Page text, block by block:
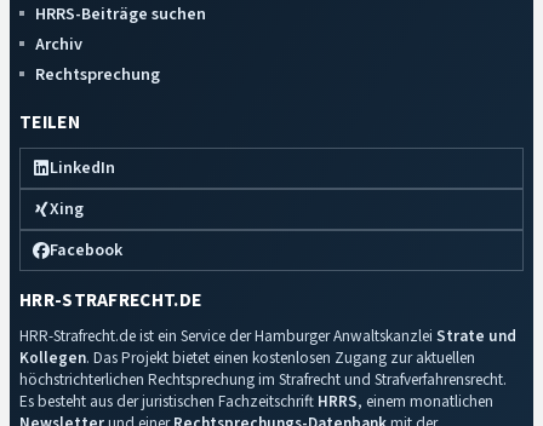
HRRS-Beiträge suchen
Archiv
Rechtsprechung
TEILEN
LinkedIn
Xing
Facebook
HRR-STRAFRECHT.DE
HRR-Strafrecht.de ist ein Service der Hamburger Anwaltskanzlei Strate und
Kollegen. Das Projekt bietet einen kostenlosen Zugang zur aktuellen
höchstrichterlichen Rechtsprechung im Strafrecht und Strafverfahrensrecht.
Es besteht aus der juristischen Fachzeitschrift HRRS, einem monatlichen